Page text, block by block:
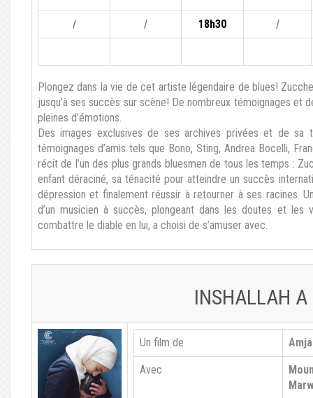
/ / 18h30 /
Plongez dans la vie de cet artiste légendaire de blues!
jusqu’à ses succès sur scène! De nombreux témoignages et
pleines d’émotions.
Des images exclusives de ses archives privées et de sa
témoignages d’amis tels que Bono, Sting, Andrea Bocelli,
récit de l’un des plus grands bluesmen de tous les temps :
enfant déraciné, sa ténacité pour atteindre un succès
dépression et finalement réussir à retourner à ses racines.
d’un musicien à succès, plongeant dans les doutes et les
combattre le diable en lui, a choisi de s’amuser avec.
INSHALLAH
Un film de
Avec